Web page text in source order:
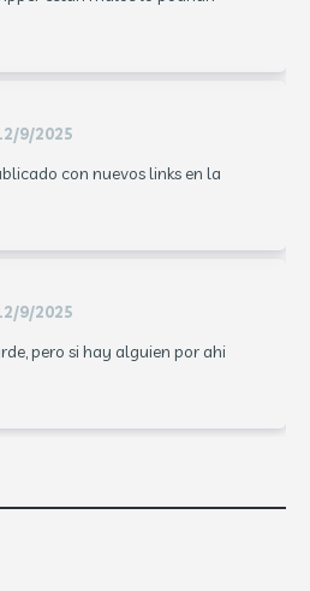
9/2025
con nuevos links en la
9/2025
pero si hay alguien por ahi